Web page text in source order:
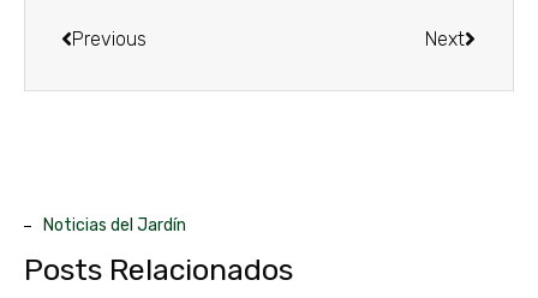
Previous Next
Noticias del Jardín
Posts Relacionados